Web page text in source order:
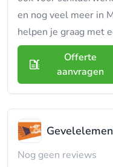
en nog veel meer in
helpen je graag met
Offerte
aanvragen
Nog geen reviews